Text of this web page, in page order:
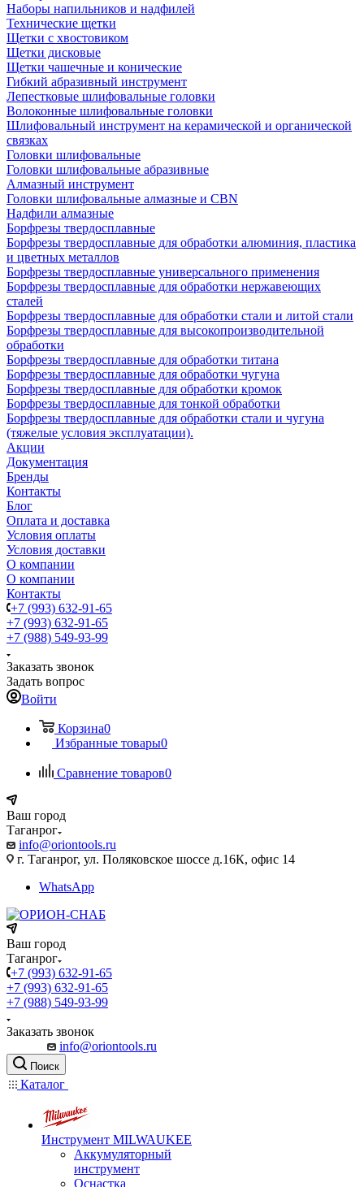
Наборы напильников и надфилей
Технические щетки
Щетки с хвостовиком
Щетки дисковые
Щетки чашечные и конические
Гибкий абразивный инструмент
Лепестковые шлифовальные головки
Волоконные шлифовальные головки
Шлифовальный инструмент на керамической и органической
связках
Головки шлифовальные
Головки шлифовальные абразивные
Алмазный инструмент
Головки шлифовальные алмазные и CBN
Надфили алмазные
Борфрезы твердосплавные
Борфрезы твердосплавные для обработки алюминия, пластика
и цветных металлов
Борфрезы твердосплавные универсального применения
Борфрезы твердосплавные для обработки нержавеющих
сталей
Борфрезы твердосплавные для обработки стали и литой стали
Борфрезы твердосплавные для высокопроизводительной
обработки
Борфрезы твердосплавные для обработки титана
Борфрезы твердосплавные для обработки чугуна
Борфрезы твердосплавные для обработки кромок
Борфрезы твердосплавные для тонкой обработки
Борфрезы твердосплавные для обработки стали и чугуна
(тяжелые условия эксплуатации).
Акции
Документация
Бренды
Контакты
Блог
Оплата и доставка
Условия оплаты
Условия доставки
О компании
О компании
Контакты
+7 (993) 632-91-65
+7 (993) 632-91-65
+7 (988) 549-93-99
Заказать звонок
Задать вопрос
Войти
Корзина0
Избранные товары0
Сравнение товаров0
Ваш город
Таганрог
info@oriontools.ru
г. Таганрог, ул. Поляковское шоссе д.16К, офис 14
WhatsApp
Ваш город
Таганрог
+7 (993) 632-91-65
+7 (993) 632-91-65
+7 (988) 549-93-99
Заказать звонок
info@oriontools.ru
Поиск
Каталог
Инструмент MILWAUKEE
Аккумуляторный
инструмент
Оснастка